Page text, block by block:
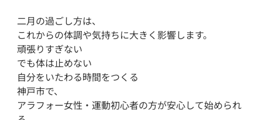
二月の過ごし方は、
これからの体調や気持ちに大きく影響します。
頑張りすぎない
でも体は止めない
自分をいたわる時間をつくる
神戸市で、
アラフォー女性・運動初心者の方が安心して始められ